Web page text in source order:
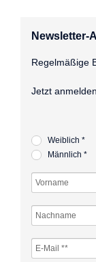
Newsletter-
Regelmäßige
Jetzt
Weiblich *
Männlich *